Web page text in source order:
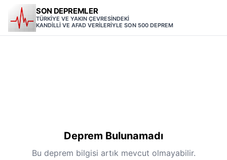
SON DEPREMLER
TÜRKİYE VE YAKIN ÇEVRESİNDEKİ
KANDİLLİ VE AFAD VERİLERİYLE SON 500 DEPREM
Deprem Bulunamadı
Bu deprem bilgisi artık mevcut olmayabilir.